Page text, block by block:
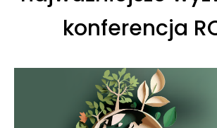
konferencja